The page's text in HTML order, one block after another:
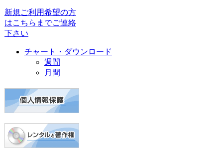
新規ご利用希望の方
はこちらまでご連絡
下さい
チャート・ダウンロード
週間
月間